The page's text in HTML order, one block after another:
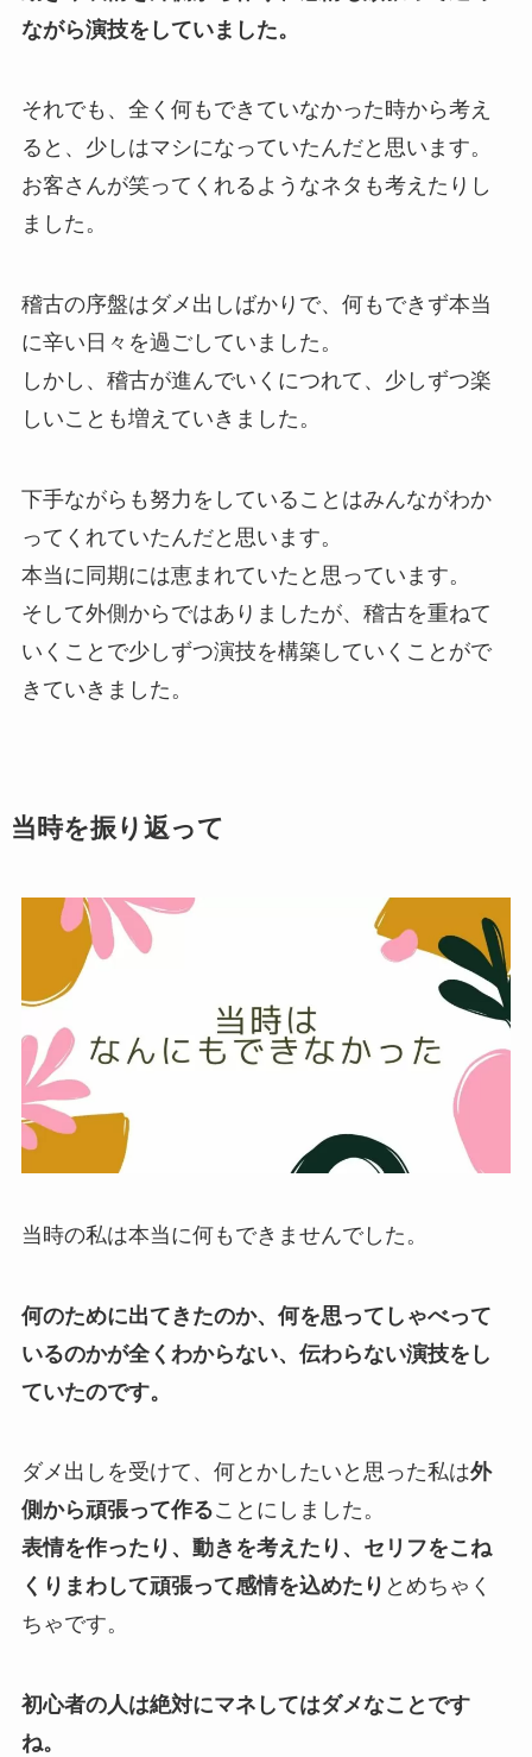
ながら演技をしていました。
それでも、全く何もできていなかった時から考え
ると、少しはマシになっていたんだと思います。
お客さんが笑ってくれるようなネタも考えたりし
ました。
稽古の序盤はダメ出しばかりで、何もできず本当
に辛い日々を過ごしていました。
しかし、稽古が進んでいくにつれて、少しずつ楽
しいことも増えていきました。
下手ながらも努力をしていることはみんながわか
ってくれていたんだと思います。
本当に同期には恵まれていたと思っています。
そして外側からではありましたが、稽古を重ねて
いくことで少しずつ演技を構築していくことがで
きていきました。
当時を振り返って
当時の私は本当に何もできませんでした。
何のために出てきたのか、何を思ってしゃべって
いるのかが全くわからない、伝わらない演技をし
ていたのです。
ダメ出しを受けて、何とかしたいと思った私は外
側から頑張って作ることにしました。
表情を作ったり、動きを考えたり、セリフをこね
くりまわして頑張って感情を込めたり とめちゃく
ちゃです。
初心者の人は絶対にマネしてはダメなことです
ね。